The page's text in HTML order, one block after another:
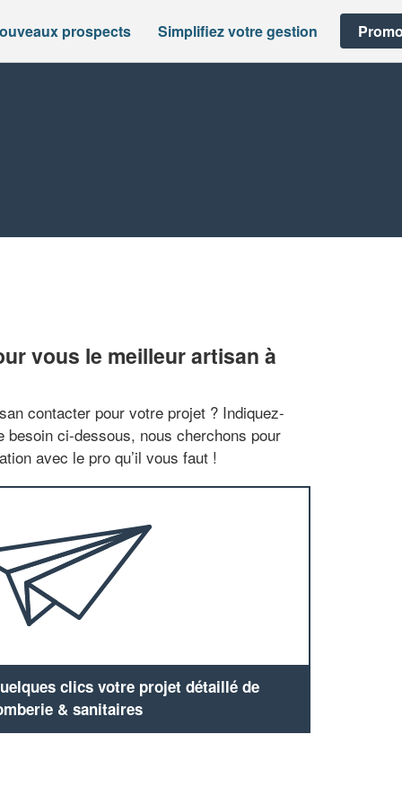
prospects Simplifiez votre gestion
vous le meilleur artisan à
contacter pour votre projet ? Indiquez-
besoin ci-dessous, nous cherchons pour
avec le pro qu’il vous faut !
clics votre projet détaillé de
& sanitaires